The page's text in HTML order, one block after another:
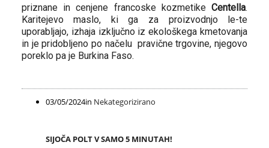
priznane in cenjene francoske kozmetikeCentella.
Karitejevo maslo, ki ga za proizvodnjo le-te
uporabljajo, izhaja izključno iz ekološkega kmetovanja
in je pridobljeno po načelu pravične trgovine, njegovo
poreklo pa je Burkina Faso.
03/05/2024in Nekategorizirano
SIJOČA ​​POLT V SAMO 5 MINUTAH!